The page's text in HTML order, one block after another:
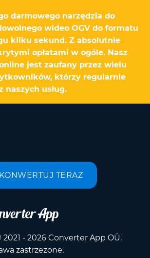
darmowego narzędzia do
wideo OGV do formatu
kilku sekund. Z absolutnie
opłatami w ogóle. Nasz
jest zaufany przez wielu
którzy regularnie
naszych usług.
KONWERTUJ TERAZ
- 2026 Converter App OÜ.
zastrzeżone.